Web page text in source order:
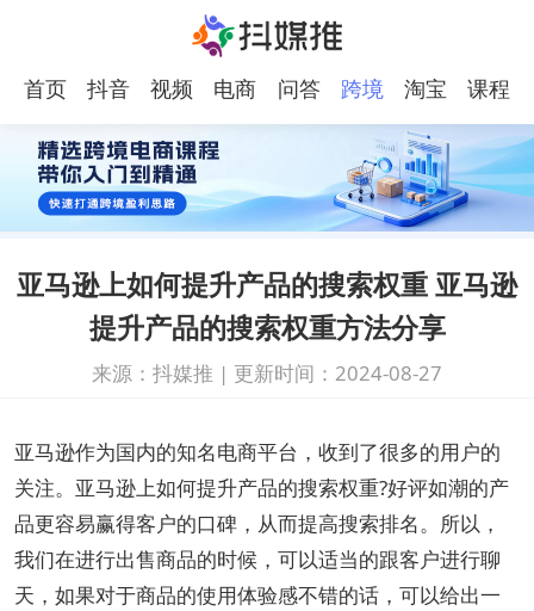
首页 抖音
视频
电商 问答
跨境
电商
淘宝 课程
亚马逊上如何提升产品的搜索权重 亚马逊
提升产品的搜索权重方法分享
来源：抖媒推 | 更新时间：2024-08-27
亚马逊作为国内的知名电商平台，收到了很多的用户的
关注。亚马逊上如何提升产品的搜索权重?好评如潮的产
品更容易赢得客户的口碑，从而提高搜索排名。所以，
我们在进行出售商品的时候，可以适当的跟客户进行聊
天，如果对于商品的使用体验感不错的话，可以给出一